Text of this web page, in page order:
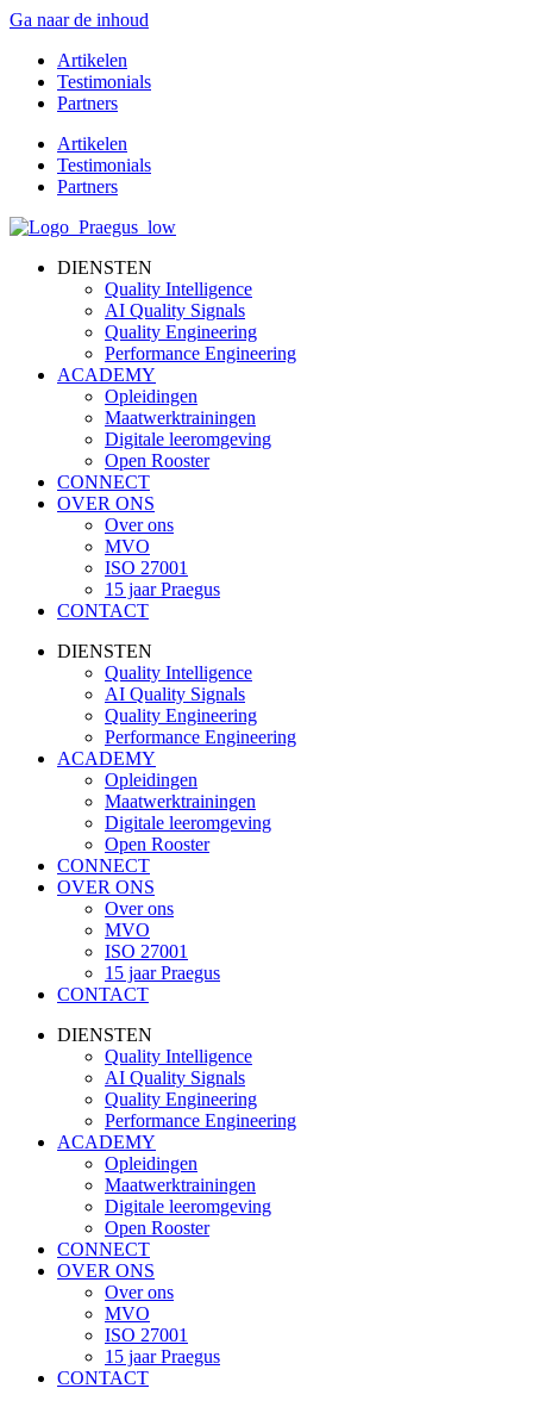
Ga naar de inhoud
Artikelen
Testimonials
Partners
Artikelen
Testimonials
Partners
DIENSTEN
Quality Intelligence
AI Quality Signals
Quality Engineering
Performance Engineering
ACADEMY
Opleidingen
Maatwerktrainingen
Digitale leeromgeving
Open Rooster
CONNECT
OVER ONS
Over ons
MVO
ISO 27001
15 jaar Praegus
CONTACT
DIENSTEN
Quality Intelligence
AI Quality Signals
Quality Engineering
Performance Engineering
ACADEMY
Opleidingen
Maatwerktrainingen
Digitale leeromgeving
Open Rooster
CONNECT
OVER ONS
Over ons
MVO
ISO 27001
15 jaar Praegus
CONTACT
DIENSTEN
Quality Intelligence
AI Quality Signals
Quality Engineering
Performance Engineering
ACADEMY
Opleidingen
Maatwerktrainingen
Digitale leeromgeving
Open Rooster
CONNECT
OVER ONS
Over ons
MVO
ISO 27001
15 jaar Praegus
CONTACT